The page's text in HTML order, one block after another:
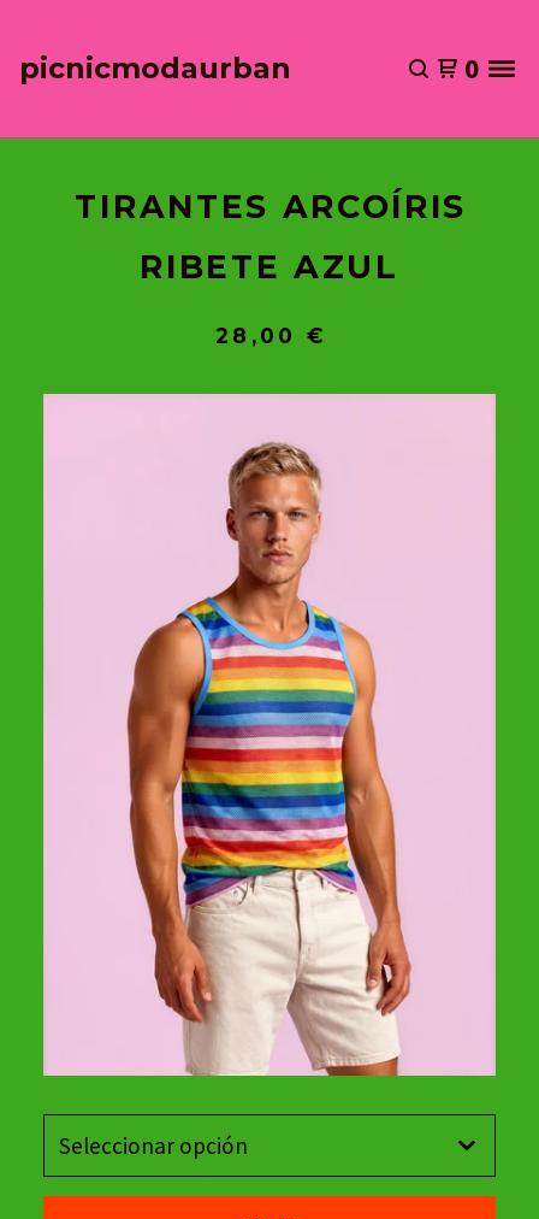
picnicmodaurban 0
TIRANTES ARCOÍRIS
RIBETE AZUL
28,00€